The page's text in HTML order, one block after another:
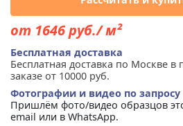
от 1646 руб./ м²
Бесплатная доставка
Бесплатная доставка по Москве
заказе от 10000 руб.
Фотографии и видео по запросу
Пришлём фото/видео образцов
email или в WhatsApp.